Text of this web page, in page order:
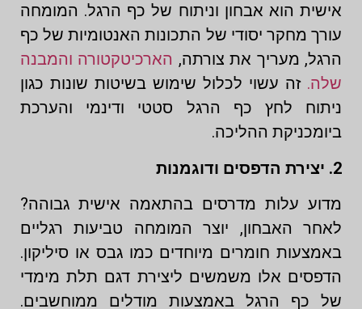
אישית הוא אבחון וניתוח של כף הרגל. המומחה
עורך מחקר יסודי של התכונות האנטומיות של כף
הרגל, מעריך את צורתה, הארכיטקטורה והמבנה
שלה. זה עשוי לכלול שימוש בשיטות שונות כגון
ניתוח לחץ כף הרגל סטטי ודינמי והערכת
ביומכניקת ההליכה.
2. יצירת הדפסים ודוגמנות
מדוע עלות מדרסים בהתאמה אישית גבוהה?
לאחר האבחון, יוצר המומחה טביעות רגליים
באמצעות חומרים מיוחדים כמו גבס או סיליקון.
הדפסים אלו משמשים ליצירת דגם תלת מימדי
של כף הרגל באמצעות מודלים ממוחשבים.